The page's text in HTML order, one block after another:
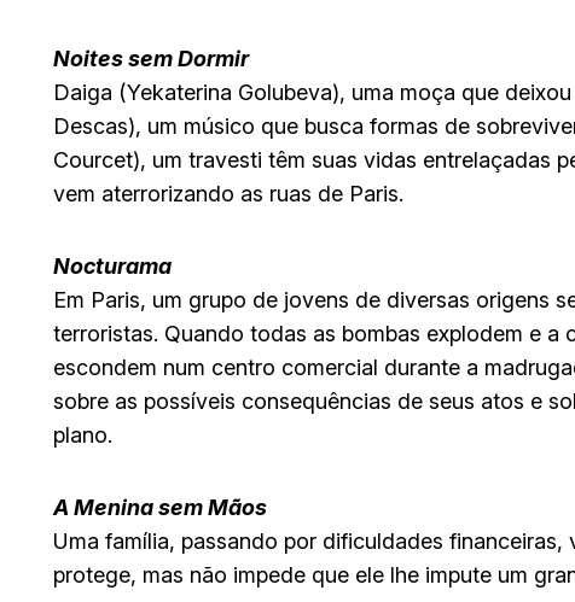
Noites sem Dormir
Daiga (Yekaterina Golubeva), uma moça que
Descas), um músico que busca formas de
Courcet), um travesti têm suas vidas entrelaçadas
vem aterrorizando as ruas de Paris.
Nocturama
Em Paris, um grupo de jovens de diversas origens
terroristas. Quando todas as bombas explodem e a
escondem num centro comercial durante a
sobre as possíveis consequências de seus atos e
plano.
A Menina sem Mãos
Uma família, passando por dificuldades
protege, mas não impede que ele lhe impute um